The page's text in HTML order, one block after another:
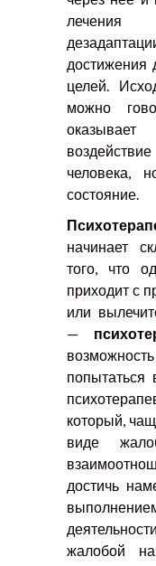
лечения
достижения
целей.
можно
человека,
состояние.
начинает
того, что
приходит с
или
—
попытаться
который,
виде
достичь
жалобой